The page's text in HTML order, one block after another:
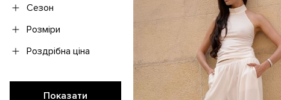
Сезон
Розміри
Роздрібна ціна